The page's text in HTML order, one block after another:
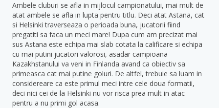
Ambele cluburi se afla in mijlocul campionatului, mai mult de
atat ambele se afla in lupta pentru titlu. Deci atat Astana, cat
si Helsinki traverseaza o perioada buna, jucatorii fiind
pregatiti sa faca un meci mare! Dupa cum am precizat mai
sus Astana este echipa mai slab cotata la calificare si echipa
cu mai putini jucatori valorosi, asadar campioana
Kazakhstanului va veni in Finlanda avand ca obiectiv sa
primeasca cat mai putine goluri. De altfel, trebuie sa luam in
considereare ca este primul meci intre cele doua formatii,
deci nici cei de la Helsinki nu vor risca prea mult in atac
pentru a nu primi gol acasa.